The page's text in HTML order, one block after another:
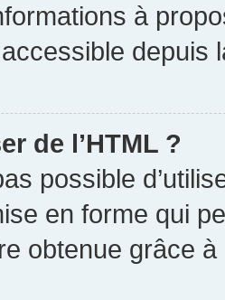
à
depuis
de l’HTML ?
possible
en forme qui
obtenue grâce à